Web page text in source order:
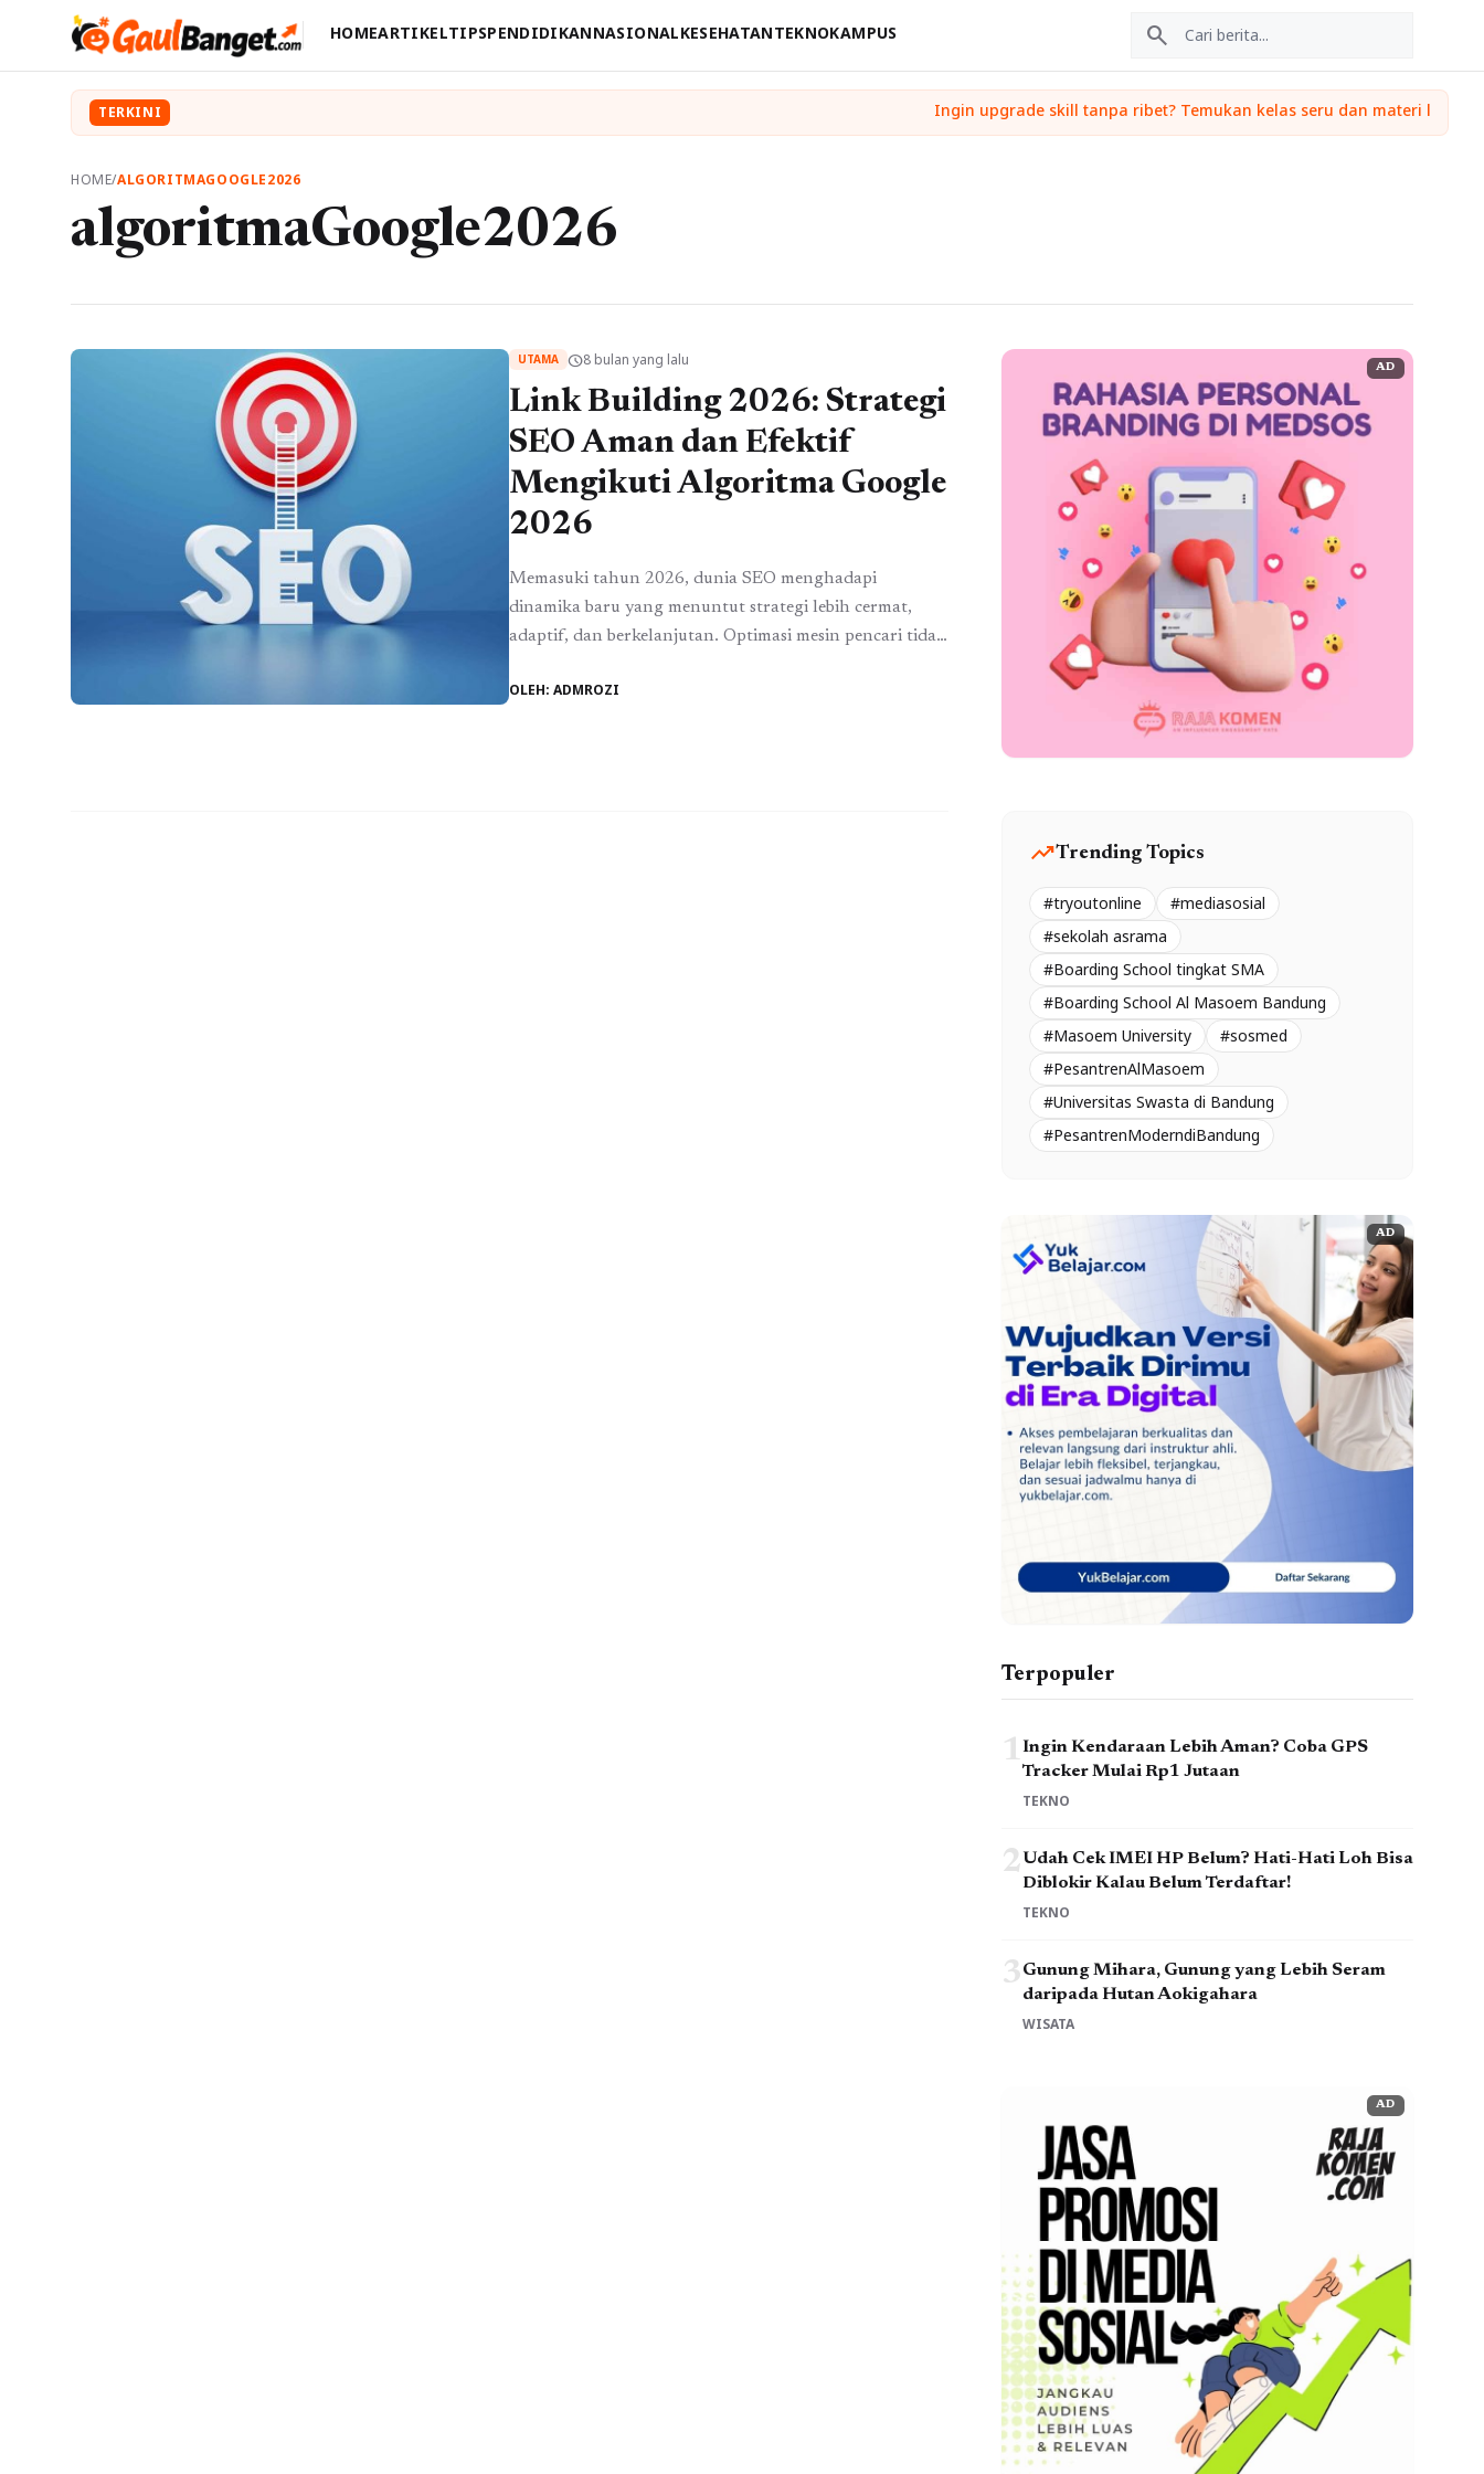
HOMEARTIKELTIPSPENDIDIKANNASIONALKESEHATANTEKNOKAMPUS search
TERKINI
HOME/ALGORITMAGOOGLE2026
algoritmaGoogle2026
UTAMA schedule8 bulan yang lalu
Link Building 2026: Strategi
SEO Aman dan Efektif
Mengikuti Algoritma Google
2026
Memasuki tahun 2026, dunia SEO menghadapi
dinamika baru yang menuntut strategi lebih cermat,
adaptif, dan berkelanjutan. Optimasi mesin pencari tidak
peringkat, tetapi menekankan kualitas konten,
OLEH: ADMROZI
AD
trending_upTrending Topics
#tryoutonline
#mediasosial
#sekolah asrama
#Boarding School tingkat SMA
#Boarding School Al Masoem Bandung
#Masoem University
#sosmed
#PesantrenAlMasoem
#Universitas Swasta di Bandung
#PesantrenModerndiBandung
AD
Terpopuler
1Ingin Kendaraan Lebih Aman? Coba GPS
Tracker Mulai Rp1 Jutaan
TEKNO
2Udah Cek IMEI HP Belum? Hati-Hati Loh Bisa
Diblokir Kalau Belum Terdaftar!
TEKNO
3Gunung Mihara, Gunung yang Lebih Seram
daripada Hutan Aokigahara
WISATA
AD